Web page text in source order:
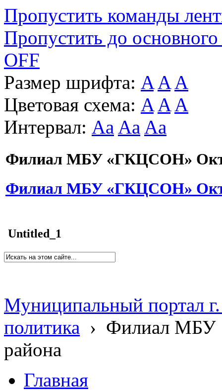
Пропустить команды
Пропустить до основного
OFF
Размер шрифта: A A A
Цветовая схема: A A A
Интервал: Aa Aa Aa
Филиал МБУ «ГКЦСОН»
Филиал МБУ «ГКЦСОН»
Untitled_1
Муниципальный портал
политика › Филиал МБУ
района
Главная